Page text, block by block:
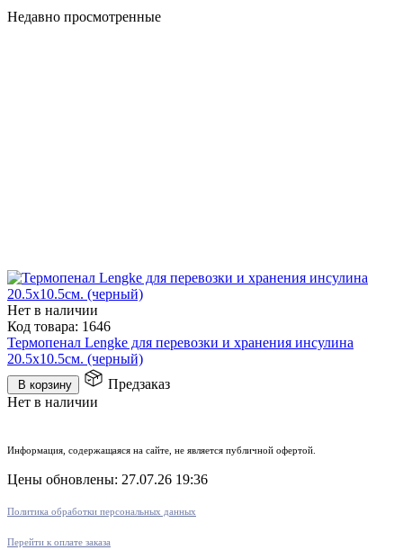
Недавно просмотренные
Нет в наличии
Код товара: 1646
Термопенал Lengke для перевозки и хранения инсулина
20.5x10.5см. (черный)
В корзину
Предзаказ
Нет в наличии
Информация, содержащаяся на сайте, не является публичной офертой.
Цены обновлены: 27.07.26 19:36
Политика обработки персональных данных
Перейти к оплате заказа